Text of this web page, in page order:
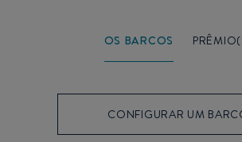
OS BARCOS
CONFIGURAR UM